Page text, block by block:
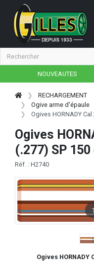
NOUVEAUTES
RECHARGEMENT
Ogive arme d'épaule
Ogives HORNADY
Ogives
(.277) SP
Réf. : H2740
Ogives HORNADY